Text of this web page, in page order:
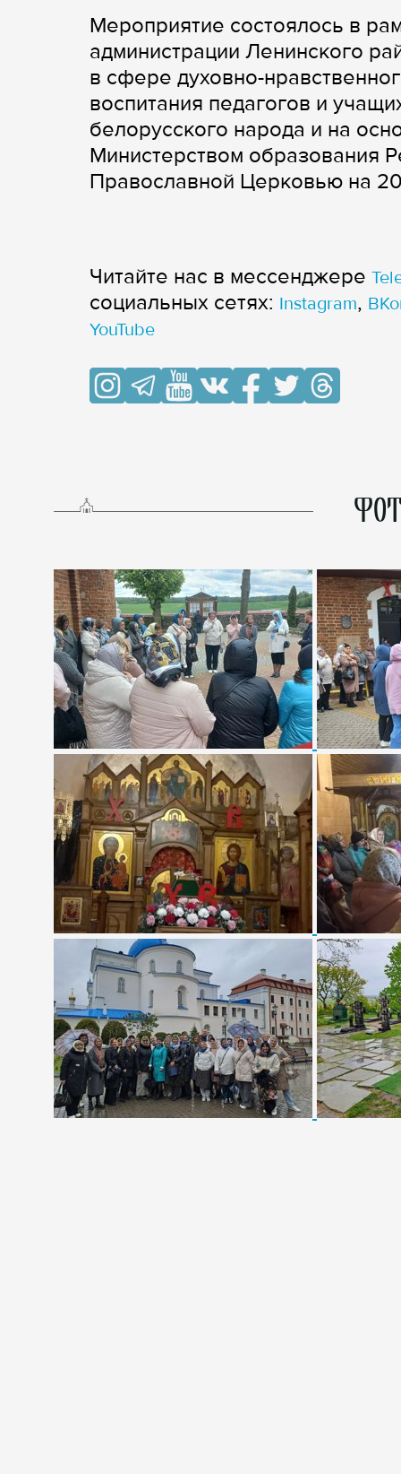
Мероприятие состоялось в
администрации Ленинского
в сфере духовно-
воспитания педагогов и
белорусского народа и на
Министерством образования
Православной Церковью на
Читайте нас в мессенджере
cоциальных сетях: Instagram,
YouTube